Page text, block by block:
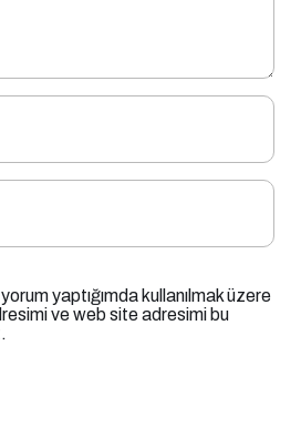
yaptığımda kullanılmak üzere
ve web site adresimi bu